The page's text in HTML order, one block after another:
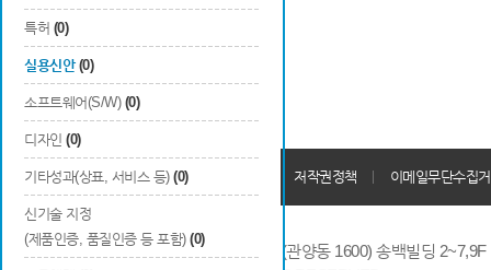
특허 (0)
실용신안 (0)
소프트웨어(S/W) (0)
디자인 (0)
기타성과(상표, 서비스 등) (0)
신기술 지정
(제품인증, 품질인증 등 포함) (0)
개인정보처리방침 회원가입약관 저작권정책 이메일무단수집
14066 경기도 안양시 동안구 시민대로 286 (관양동 1600) 송백빌딩